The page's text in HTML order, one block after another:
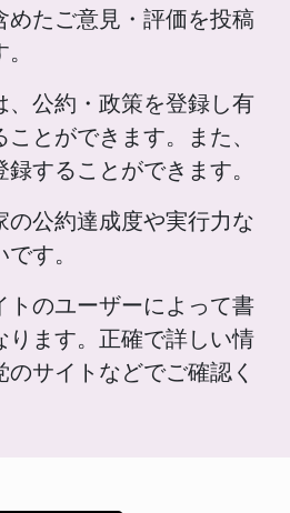
めたご意見・評価を投稿
、公約・政策を登録し有
とができます。また、
することができます。
の公約達成度や実行力な
す。
のユーザーによって書
ります。正確で詳しい情
サイトなどでご確認く